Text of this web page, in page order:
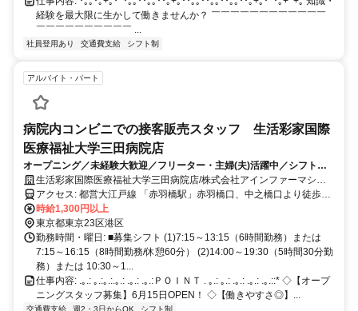
経験を最大限に生かして働きませんか？ ￣￣￣￣￣￣￣￣￣￣￣￣
￣￣￣￣￣￣￣￣￣￣ ...
社員登用あり 交通費支給 シフト制
アルバイト・パート
病院内コンビニでの接客販売スタッフ 生活彩家国際
医療福祉大学三田病院店
オープニング／未経験大歓迎／フリーター・主婦(夫)活躍中／シフト考
慮／スキル不問／ブランクOK
生活彩家国際医療福祉大学三田病院店/株式会社アインファーマシー
ズ
アクセス: 都営大江戸線 「赤羽橋駅」赤羽橋口、中之橋口より徒歩5
分
時給1,300円以上
東京都東京23区港区
勤務時間・曜日: ■募集シフト (1)7:15～13:15（6時間勤務）または
7:15～16:15（8時間勤務/休憩60分） (2)14:00～19:30（5時間30分勤
務）または 10:30～1...
仕事内容: .｡.: ｡.:｡.:.｡.: .｡.: .｡.:ＰＯＩＮＴ . ｡.: ｡.: .｡.: .｡.: .｡.::* ◇【オープ
ニングスタッフ募集】6月15日OPEN！ ◇【働きやすさ◎】...
交通費支給 週2・3日からOK シフト制